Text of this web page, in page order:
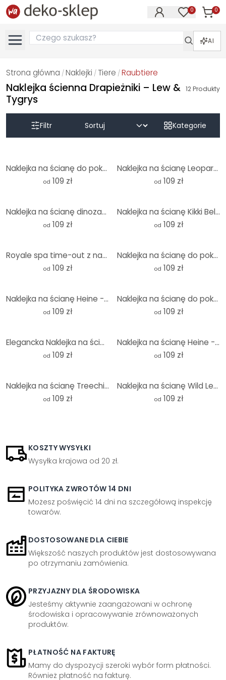
0 0
AI
Strona główna / Naklejki / Tiere /Raubtiere
Naklejka ścienna Drapieżniki – Lew &
Tygrys
12Produkty
Filtr Kategorie
Naklejka na ścianę do pokoju dziecięcego - Oliver Robins - Śliczne zwierzęta pod palmami - Okrągła
od 109 zł
Naklejka na ścianę Leopard w szmaragdowozielonej dżungli - Manovski - Round
od 109 zł
Naklejka na ścianę dinozaura T-Rex: Dzikie oblicze prehistorii - Jaszke - Round
od 109 zł
Naklejka na ścianę Kikki Belle - Forest search picture - Round
od 109 zł
Royale spa time-out z naklejką na ścianę w panterkę - Rahner - Round
od 109 zł
Naklejka na ścianę do pokoju dziecięcego - Kolorowe dinozaury w dżungli - Bonne Müller - Okrągła
od 109 zł
Naklejka na ścianę Heine - Potężny lew na rozgwieżdżonym niebie - Astro Cruise - Round
od 109 zł
Naklejka na ścianę do pokoju dziecięcego Happy tiger cub - Magnusson - Round
od 109 zł
Elegancka Naklejka na ścianę z gepardem w okularach przeciwsłonecznych - Oltmanns - Okrągła
od 109 zł
Naklejka na ścianę Heine - Tygrys na rozgwieżdżonym niebie - Okrągła
od 109 zł
Naklejka na ścianę Treechild - Mały lew - Okrągła
od 109 zł
Naklejka na ścianę Wild Leopard - Animal Print - Tunaboylu - Round
od 109 zł
KOSZTY WYSYŁKI
Wysyłka krajowa od 20 zł.
POLITYKA ZWROTÓW 14 DNI
Możesz poświęcić 14 dni na szczegółową inspekcję
towarów.
DOSTOSOWANE DLA CIEBIE
Większość naszych produktów jest dostosowywana
po otrzymaniu zamówienia.
PRZYJAZNY DLA ŚRODOWISKA
Jesteśmy aktywnie zaangażowani w ochronę
środowiska i opracowywanie zrównoważonych
produktów.
PŁATNOŚĆ NA FAKTURĘ
Mamy do dyspozycji szeroki wybór form płatności.
Również płatność na fakturę.